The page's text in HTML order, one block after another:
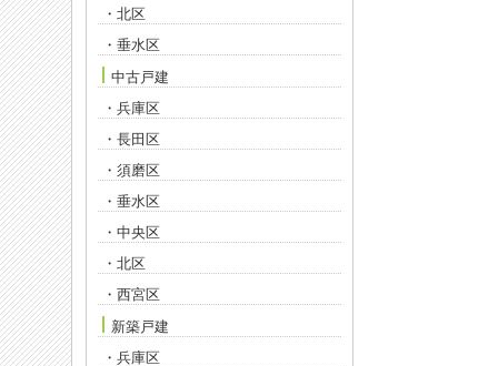
・北区
・垂水区
中古戸建
・兵庫区
・長田区
・須磨区
・垂水区
・中央区
・北区
・西宮区
新築戸建
・兵庫区